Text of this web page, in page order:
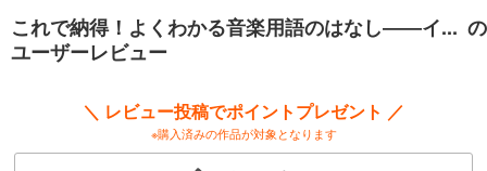
るよう分かりやすく綴っています。
正に全ての音楽人へおくる、とっておき〈目からウロコの「音楽用語」
これで納得！よくわかる音楽用語のはなし――イ... の
ユーザーレビュー
＼ レビュー投稿でポイントプレゼント ／
※購入済みの作品が対象となります